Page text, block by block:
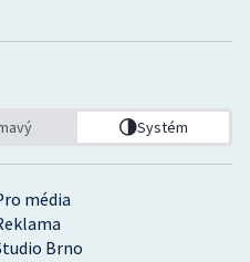
média
Brno
Systém